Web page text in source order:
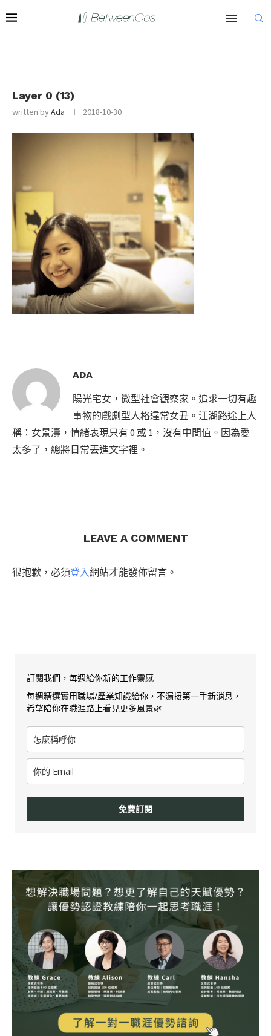
Layer 0 (13)
written byAda 2018-10-30
ADA
陽光宅女，微型社會觀察家。追求一切有趣
事物的戲劇型人格違常女丑。江湖路途上人
稱：女景濤，情緒表現只有 0 或 1，沒有中間值。因為愛
太多了，總將日常丟進文字裡。
LEAVE A COMMENT
很抱歉，必須登入網站才能發佈留言。
訂閱我們，每週給你新的工作靈感
每週精選實用職場/產業知識給你，不漏接第一手新消息，
希望陪你在職涯路上看見更多風景🌿
免費訂閱